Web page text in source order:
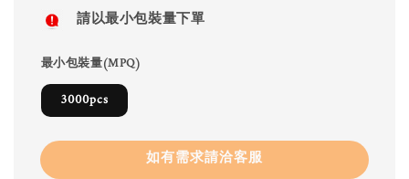
請以最小包裝量下單
最小包裝量(MPQ)
3000pcs
如有需求請洽客服